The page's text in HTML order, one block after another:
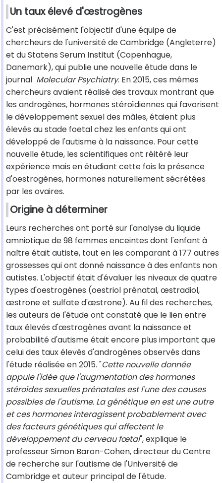
Un taux élevé d'œstrogènes
C'est précisément l'objectif d'une équipe de
chercheurs de l'université de Cambridge (Angleterre)
et du Statens Serum Institut (Copenhague,
Danemark), qui publie une nouvelle étude dans le
journal Molecular Psychiatry. En 2015, ces mêmes
chercheurs avaient réalisé des travaux montrant que
les androgènes, hormones stéroïdiennes qui favorisent
le développement sexuel des mâles, étaient plus
élevés au stade foetal chez les enfants qui ont
développé de l'autisme à la naissance. Pour cette
nouvelle étude, les scientifiques ont réitéré leur
expérience mais en étudiant cette fois la présence
d'oestrogènes, hormones naturellement sécrétées
par les ovaires.
Origine à déterminer
Leurs recherches ont porté sur l'analyse du liquide
amniotique de 98 femmes enceintes dont l'enfant à
naître était autiste, tout en les comparant à 177 autres
grossesses qui ont donné naissance à des enfants non
autistes. L'objectif était d'évaluer les niveaux de quatre
types d'oestrogènes (oestriol prénatal, œstradiol,
œstrone et sulfate d'œstrone). Au fil des recherches,
les auteurs de l'étude ont constaté que le lien entre
taux élevés d'œstrogènes avant la naissance et
probabilité d'autisme était encore plus important que
celui des taux élevés d'androgènes observés dans
l'étude réalisée en 2015. "Cette nouvelle donnée
appuie l'idée que l'augmentation des hormones
stéroïdes sexuelles prénatales est l'une des causes
possibles de l'autisme. La génétique en est une autre
et ces hormones interagissent probablement avec
des facteurs génétiques qui affectent le
développement du cerveau fœtal", explique le
professeur Simon Baron-Cohen, directeur du Centre
de recherche sur l'autisme de l'Université de
Cambridge et auteur principal de l'étude.